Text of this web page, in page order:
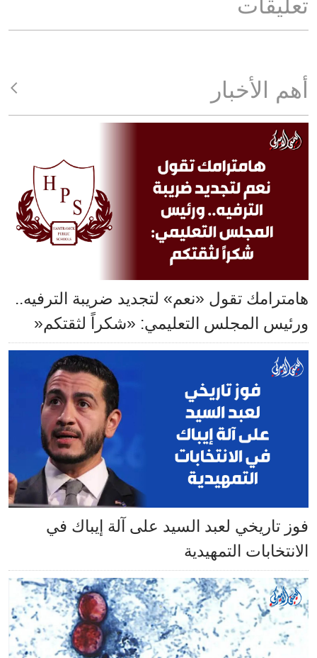
تعليقات
أهم الأخبار
هامترامك تقول «نعم» لتجديد ضريبة الترفيه..
ورئيس المجلس التعليمي: «شكراً لثقتكم«
فوز تاريخي لعبد السيد على آلة إيباك في
الانتخابات التمهيدية